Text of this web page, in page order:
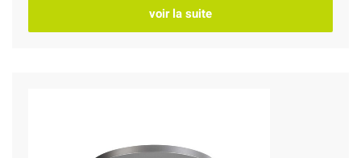
voir la suite